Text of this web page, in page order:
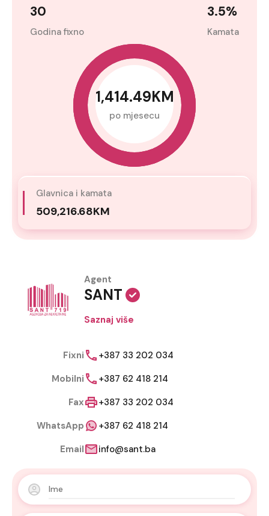
30
Godina fixno
3.5%
Kamata
1,414.49KM
po mjesecu
Glavnica i kamata
509,216.68KM
Agent
SANT
Saznaj više
Fixni
+387 33 202 034
Mobilni
+387 62 418 214
Fax
+387 33 202 034
WhatsApp
+387 62 418 214
Email
info@sant.ba